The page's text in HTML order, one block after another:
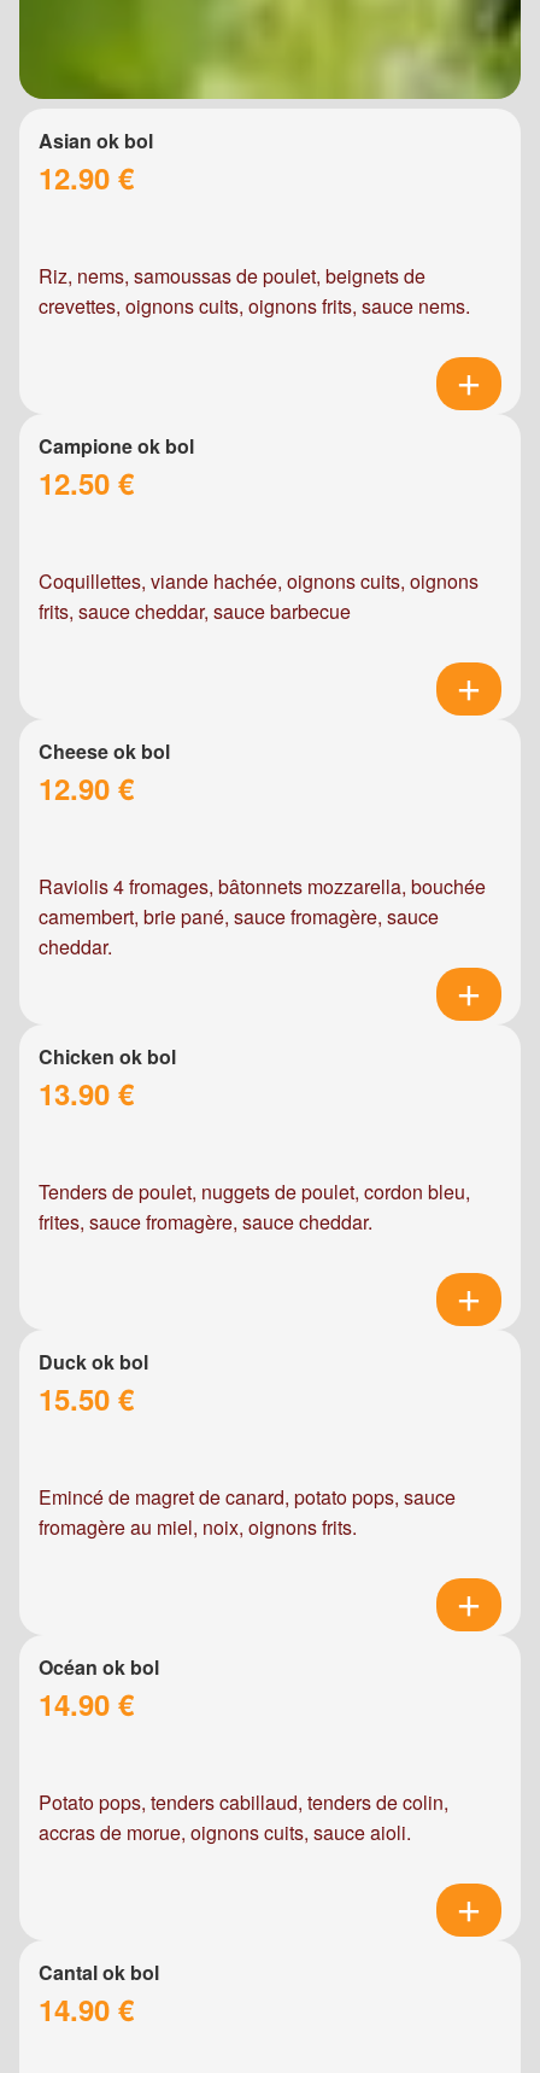
Asian ok bol
12.90 €
Riz, nems, samoussas de poulet, beignets de
crevettes, oignons cuits, oignons frits, sauce nems.
Campione ok bol
12.50 €
Coquillettes, viande hachée, oignons cuits, oignons
frits, sauce cheddar, sauce barbecue
Cheese ok bol
12.90 €
Raviolis 4 fromages, bâtonnets mozzarella, bouchée
camembert, brie pané, sauce fromagère, sauce
cheddar.
Chicken ok bol
13.90 €
Tenders de poulet, nuggets de poulet, cordon bleu,
frites, sauce fromagère, sauce cheddar.
Duck ok bol
15.50 €
Emincé de magret de canard, potato pops, sauce
fromagère au miel, noix, oignons frits.
Océan ok bol
14.90 €
Potato pops, tenders cabillaud, tenders de colin,
accras de morue, oignons cuits, sauce aioli.
Cantal ok bol
14.90 €